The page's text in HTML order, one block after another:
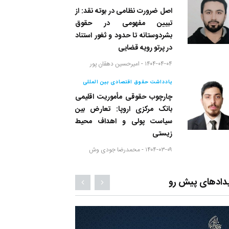
اصل ضرورت نظامی در بوته نقد: از
تبیین مفهومی در حقوق
بشردوستانه تا حدود و ثغور استناد
در پرتو رویه قضایی
۱۴۰۴-۰۴-۰۴ - امیرحسین دهقان پور
یادداشت حقوق اقتصادی بین المللی
چارچوب حقوقی مأموریت اقلیمی
بانک مرکزی اروپا: تعارض بین
سیاست پولی و اهداف محیط
زیستی
۱۴۰۴-۰۳-۰۹ - محمدرضا جودی وش
پیش رو